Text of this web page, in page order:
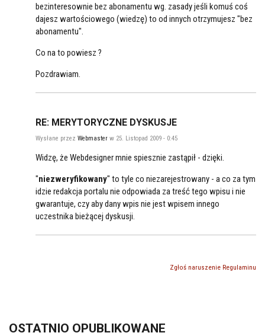
bezinteresownie bez abonamentu wg. zasady jeśli komuś coś
dajesz wartościowego (wiedzę) to od innych otrzymujesz "bez
abonamentu".
Co na to powiesz ?
Pozdrawiam.
RE: MERYTORYCZNE DYSKUSJE
Wysłane przez Webmaster w 25. Listopad 2009 - 0:45
Widzę, że Webdesigner mnie spiesznie zastąpił - dzięki.
"niezweryfikowany" to tyle co niezarejestrowany - a co za tym
idzie redakcja portalu nie odpowiada za treść tego wpisu i nie
gwarantuje, czy aby dany wpis nie jest wpisem innego
uczestnika bieżącej dyskusji.
Zgłoś naruszenie Regulaminu
OSTATNIO OPUBLIKOWANE